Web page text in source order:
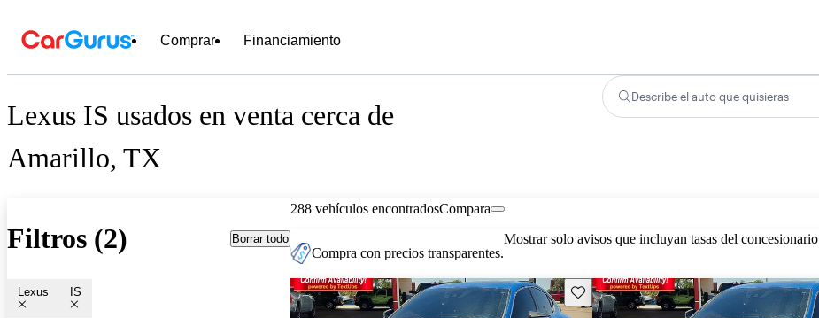
Comprar Financiamiento
Lexus IS usados en venta cerca de
Amarillo, TX
Describe el auto que quisieras
Filtros (2) Borrar todo
Lexus IS
288 vehículos encontradosCompara
Compra con precios transparentes.
Mostrar solo avisos que incluyan tasas del concesionario
Guarda este Aviso